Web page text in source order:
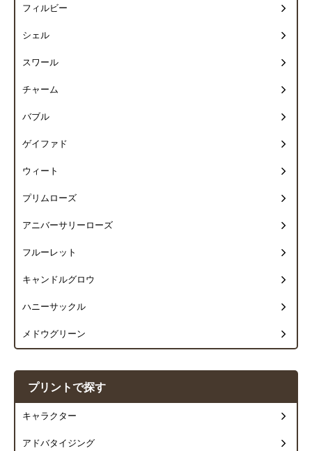
フィルビー
シェル
スワール
チャーム
バブル
ゲイファド
ウィート
プリムローズ
アニバーサリーローズ
フルーレット
キャンドルグロウ
ハニーサックル
メドウグリーン
プリントで探す
キャラクター
アドバタイジング